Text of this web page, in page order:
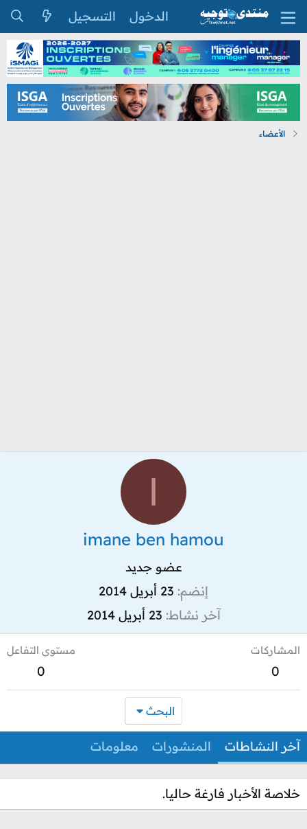
الدخول التسجيل
الأعضاء
I
imane ben hamou
عضو جديد
إنضم 23 أبريل 2014
آخر نشاط 23 أبريل 2014
المشاركات
0
مستوى التفاعل
0
البحث
آخر النشاطات المنشورات معلومات
خلاصة الأخبار فارغة حاليا.